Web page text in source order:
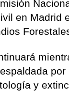
en Madrid
y